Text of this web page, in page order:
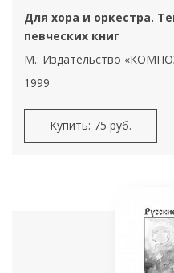
Для хора и оркестра.
певческих книг
М.: Издательство
1999
Купить: 75 руб.